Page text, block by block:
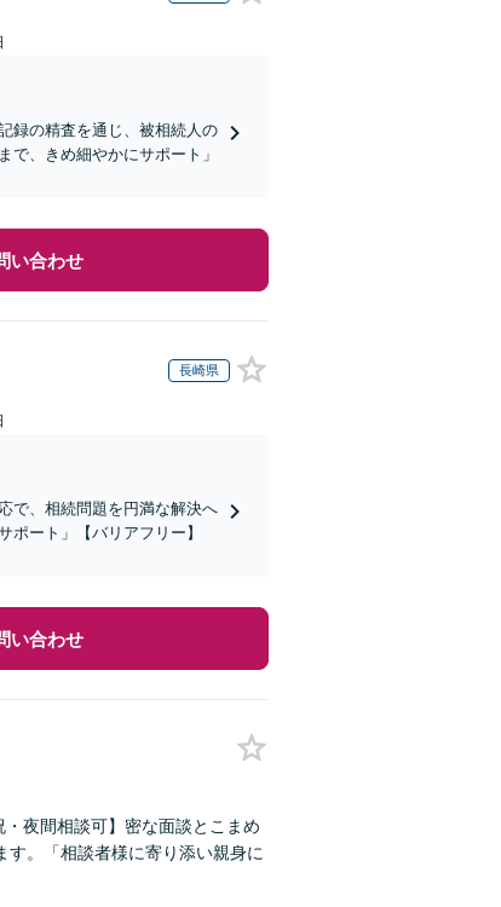
録の精査を通じ、被相続人の
、きめ細やかにサポート」
い合わせ
長崎県
で、相続問題を円満な解決へ
ート」【バリアフリー】
い合わせ
夜間相談可】密な面談とこまめ
。「相談者様に寄り添い親身に